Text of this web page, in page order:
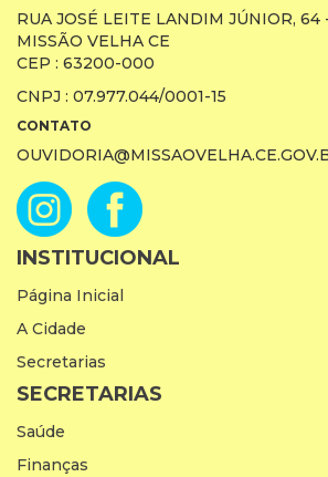
RUA JOSÉ LEITE LANDIM JÚNIOR, 64
MISSÃO VELHA CE
CEP : 63200-000
CNPJ : 07.977.044/0001-15
CONTATO
INSTITUCIONAL
Página Inicial
A Cidade
Secretarias
SECRETARIAS
Saúde
Finanças